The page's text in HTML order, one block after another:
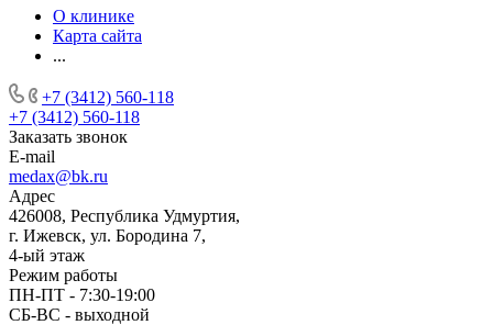
О клинике
Карта сайта
...
+7 (3412) 560-118
+7 (3412) 560-118
Заказать звонок
E-mail
medax@bk.ru
Адрес
426008, Республика Удмуртия,
г. Ижевск, ул. Бородина 7,
4-ый этаж
Режим работы
ПН-ПТ - 7:30-19:00
СБ-ВС - выходной